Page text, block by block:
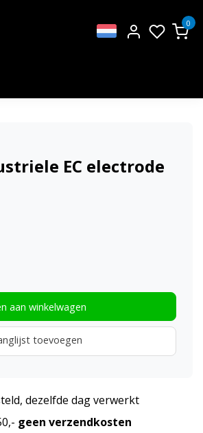
0
EC electrode
aan winkelwagen
toevoegen
dezelfde dag verwerkt
geen verzendkosten